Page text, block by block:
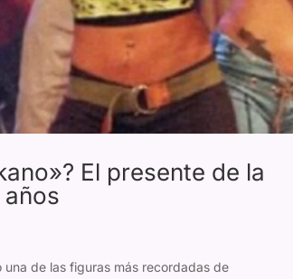
El presente de la
de las figuras más recordadas de